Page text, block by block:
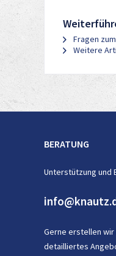
Fragen
Weitere
BERATUNG
Unterstützung und
Gerne erstellen wir
detailliertes